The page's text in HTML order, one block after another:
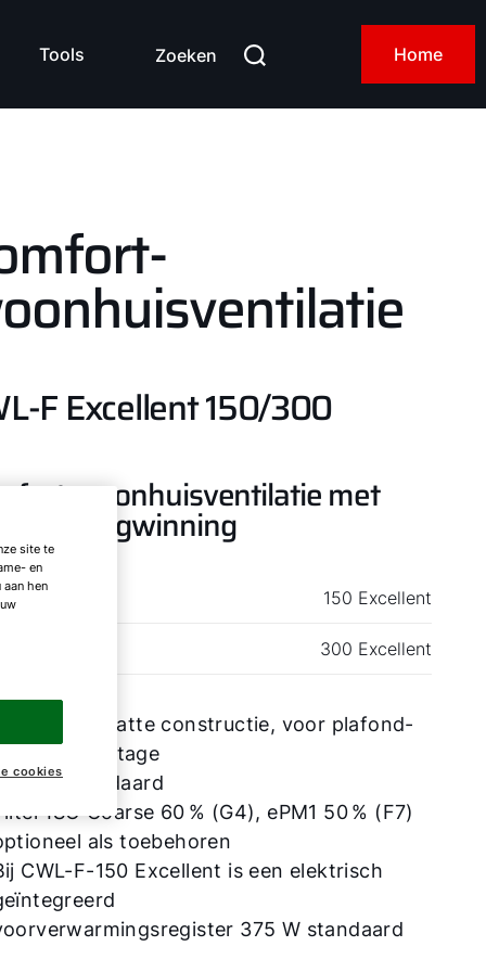
Tools Zoeken Home
F Excellent 150/300
woonhuisventilatie met
F 150 Excellent
300 Excellent
compacte, platte constructie, voor plafond-
en wandmontage
standaard
ISO Coarse 60 % (G4), ePM1 50 % (F7)
als toebehoren
CWL-F-150 Excellent is een elektrisch
375 W standaard
site te
en
hen
cookies